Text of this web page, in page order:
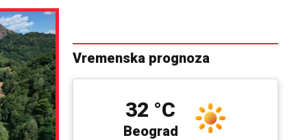
Vremenska prognoza
Beograd
32 °C